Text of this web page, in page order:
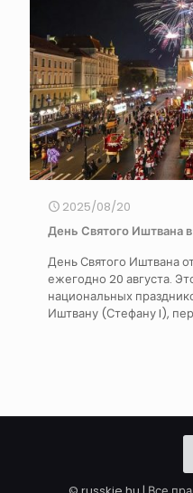
2025/08/20
День Святого Иштвана
День Святого Иштвана
ежегодно 20 августа.
национальных
Иштвану (Стефану I),